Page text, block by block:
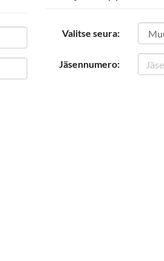
Valitse seura:
Jäsennumero: